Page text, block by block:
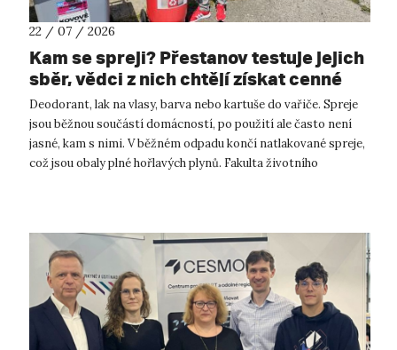
22 / 07 / 2026
Kam se spreji? Přestanov testuje jejich
sběr, vědci z nich chtějí získat cenné
kovy
Deodorant, lak na vlasy, barva nebo kartuše do vařiče. Spreje
jsou běžnou součástí domácností, po použití ale často není
jasné, kam s nimi. V běžném odpadu končí natlakované spreje,
což jsou obaly plné hořlavých plynů. Fakulta životního